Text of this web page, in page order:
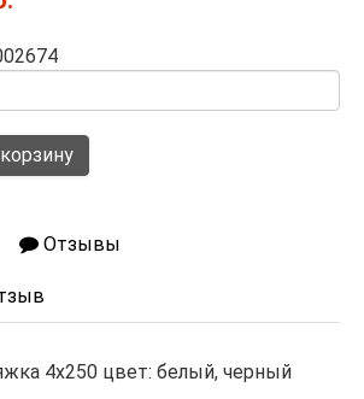
Отзывы
4х250 цвет: белый, черный